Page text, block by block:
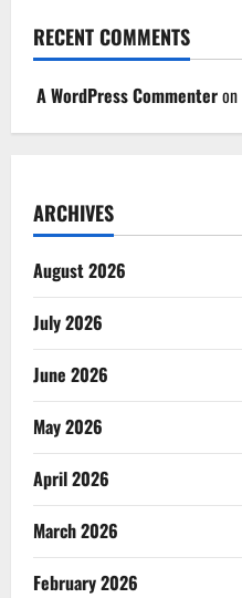
RECENT COMMENTS
A WordPress Commenteron
ARCHIVES
August 2026
July 2026
June 2026
May 2026
April 2026
March 2026
February 2026